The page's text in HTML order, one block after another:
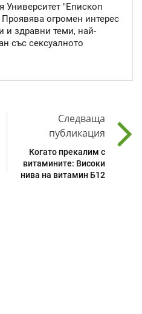
Университет "Епископ
огромен интерес
и здравни теми, най-
със сексуалното
Следваща
публикация
Когато прекалим с
витамините: Високи
нива на витамин Б12